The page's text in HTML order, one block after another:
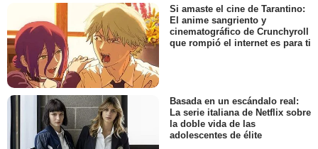
Si amaste el cine de Tarantino:
El anime sangriento y
cinematográfico de Crunchyroll
que rompió el internet es para ti
Basada en un escándalo real:
La serie italiana de Netflix sobre
la doble vida de las
adolescentes de élite